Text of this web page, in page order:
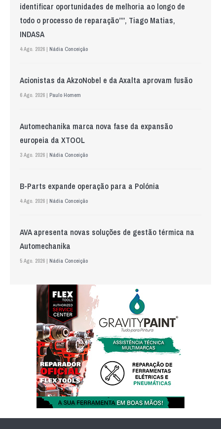
identificar oportunidades de melhoria ao longo de
todo o processo de reparação””, Tiago Matias,
INDASA
4 Ago. 2026 | Nádia Conceição
Acionistas da AkzoNobel e da Axalta aprovam fusão
6 Ago. 2026 | Paulo Homem
Automechanika marca nova fase da expansão
europeia da XTOOL
3 Ago. 2026 | Nádia Conceição
B-Parts expande operação para a Polónia
4 Ago. 2026 | Nádia Conceição
AVA apresenta novas soluções de gestão térmica na
Automechanika
5 Ago. 2026 | Nádia Conceição